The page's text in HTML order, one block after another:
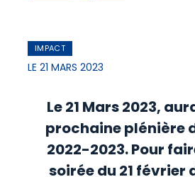
IMPACT
LE 21 MARS 2023
Le 21 Mars 2023,
prochaine plénière
2022-2023. Pour
soirée du 21 février